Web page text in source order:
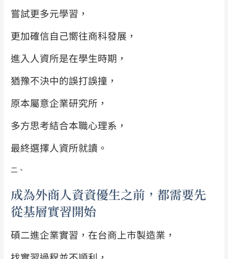
嘗試更多元學習，
更加確信自己嚮往商科發展，
進入人資所是在學生時期，
猶豫不決中的誤打誤撞，
原本屬意企業研究所，
多方思考結合本職心理系，
最終選擇人資所就讀。
二、
成為外商人資資優生之前，都需要先
從基層實習開始
碩二進企業實習，在台商上市製造業，